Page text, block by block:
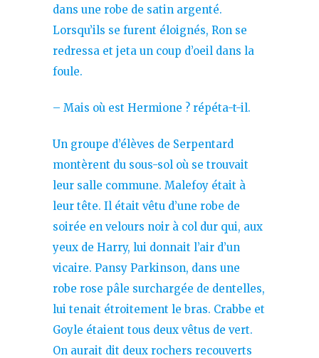
dans une robe de satin argenté.
Lorsqu’ils se furent éloignés, Ron se
redressa et jeta un coup d’oeil dans la
foule.
– Mais où est Hermione ? répéta-t-il.
Un groupe d’élèves de Serpentard
montèrent du sous-sol où se trouvait
leur salle commune. Malefoy était à
leur tête. Il était vêtu d’une robe de
soirée en velours noir à col dur qui, aux
yeux de Harry, lui donnait l’air d’un
vicaire. Pansy Parkinson, dans une
robe rose pâle surchargée de dentelles,
lui tenait étroitement le bras. Crabbe et
Goyle étaient tous deux vêtus de vert.
On aurait dit deux rochers recouverts